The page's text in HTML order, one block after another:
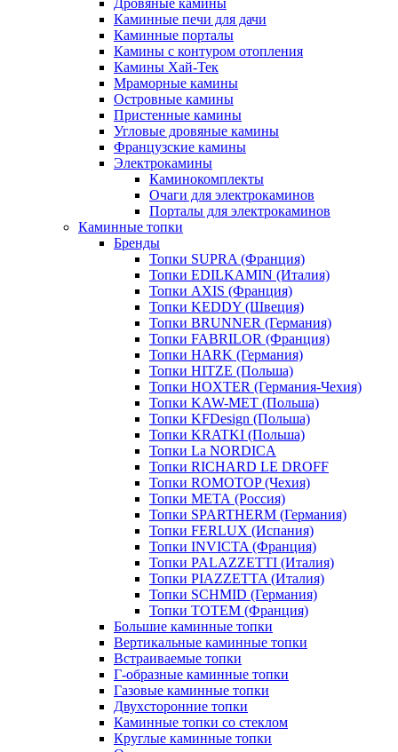
Дровяные камины
Каминные печи для дачи
Каминные порталы
Камины с контуром отопления
Камины Хай-Тек
Мраморные камины
Островные камины
Пристенные камины
Угловые дровяные камины
Французские камины
Электрокамины
Каминокомплекты
Очаги для электрокаминов
Порталы для электрокаминов
Каминные топки
Бренды
Топки SUPRA (Франция)
Топки EDILKAMIN (Италия)
Топки AXIS (Франция)
Топки KEDDY (Швеция)
Топки BRUNNER (Германия)
Топки FABRILOR (Франция)
Топки HARK (Германия)
Топки HITZE (Польша)
Топки HOXTER (Германия-Чехия)
Топки KAW-MET (Польша)
Топки KFDesign (Польша)
Топки KRATKI (Польша)
Топки La NORDICA
Топки RICHARD LE DROFF
Топки ROMOTOP (Чехия)
Топки МЕТА (Россия)
Топки SPARTHERM (Германия)
Топки FERLUX (Испания)
Топки INVICTA (Франция)
Топки PALAZZETTI (Италия)
Топки PIAZZETTA (Италия)
Топки SCHMID (Германия)
Топки TOTEM (Франция)
Большие каминные топки
Вертикальные каминные топки
Встраиваемые топки
Г-образные каминные топки
Газовые каминные топки
Двухсторонние топки
Каминные топки со стеклом
Круглые каминные топки